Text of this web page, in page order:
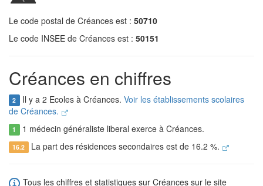
Le code postal de Créances est : 50710
Le code INSEE de Créances est : 50151
Créances en chiffres
2 Il y a 2 Ecoles à Créances. Voir les établissements scolaires
de Créances.
1 1 médecin généraliste liberal exerce à Créances.
16.2 La part des résidences secondaires est de 16.2 %.
Tous les chiffres et statistiques sur Créances sur le site